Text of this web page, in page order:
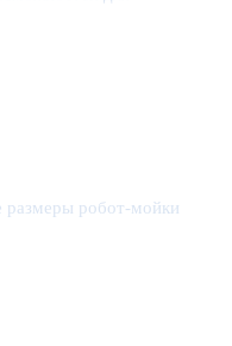
размеры робот-мойки